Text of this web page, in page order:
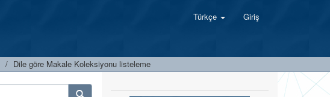
Türkçe Giriş
Dile göre Makale Koleksiyonu listeleme